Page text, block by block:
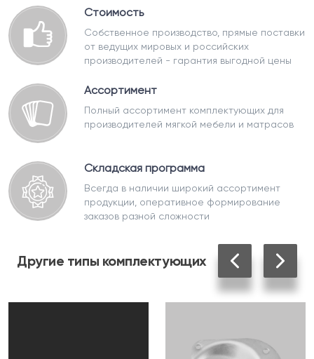
Стоимость
Собственное производство, прямые поставки
от ведущих мировых и российских
производителей - гарантия выгодной цены
Ассортимент
Полный ассортимент комплектующих для
производителей мягкой мебели и матрасов
Складская программа
Всегда в наличии широкий ассортимент
продукции, оперативное формирование
заказов разной сложности
Другие типы комплектующих